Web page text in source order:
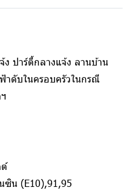
ง ปาร์ตี้กลางแจ้ง ลานบ้าน
าดับในครอบครัวในกรณี
ซิน (E10),91,95